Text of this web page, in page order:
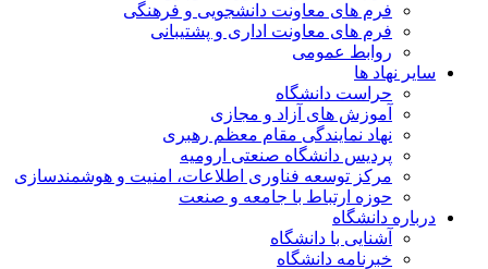
فرم های معاونت دانشجویی و فرهنگی
فرم های معاونت اداری و پشتیبانی
روابط عمومی
سایر نهاد ها
حراست دانشگاه
آموزش های آزاد و مجازی
نهاد نمایندگی مقام معظم رهبری
پردیس دانشگاه صنعتی ارومیه
مرکز توسعه فناوری اطلاعات، امنیت و هوشمندسازی
حوزه ارتباط با جامعه و صنعت
درباره دانشگاه
آشنایی با دانشگاه
خبرنامه دانشگاه